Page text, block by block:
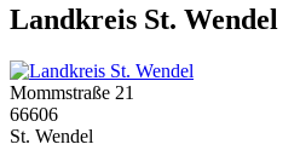
Landkreis St. Wendel
Mommstraße 21
66606
St. Wendel